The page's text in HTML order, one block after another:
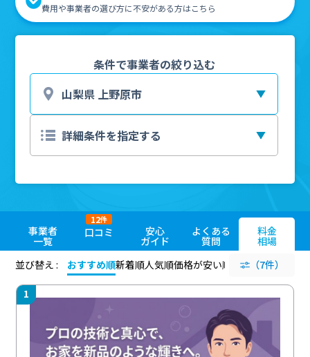
費用や事業者の選び方に不安がある方はこちら
条件で事業者の絞り込む
事業者
一覧
口コミ
12件
安心
ガイド
よくある
質問
料金
相場
並び替え :
おすすめ順新着順人気順価格が安い順 評価が高い順
（7件）
1